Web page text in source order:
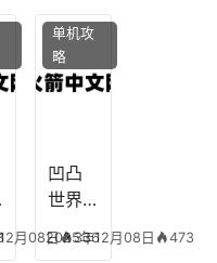
技能
加
点，
神武
龙宫
怎么
月08日 336
凹凸
世界
全部
2025年12月08日 473
单机攻
略